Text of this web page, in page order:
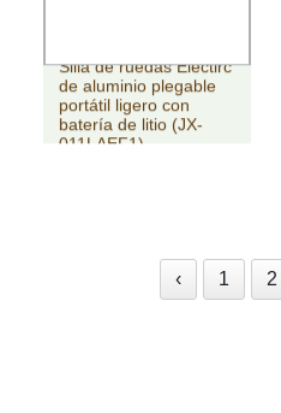
Silla de ruedas Electirc
de aluminio plegable
portátil ligero con
batería de litio (JX-
011LAEF1)
‹ 1 2